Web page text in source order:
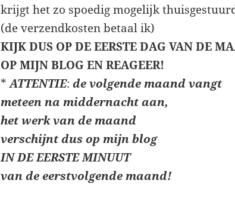
krijgt het zo spoedig mogelijk
(de verzendkosten betaal ik)
KIJK DUS OP DE EERSTE DAG VAN DE
OP MIJN BLOG EN REAGEER!
*ATTENTIE:de volgende maand vangt
meteen na middernacht aan,
het werk van de maand
verschijnt dus op mijn blog
IN DE EERSTE MINUUT
van de eerstvolgende maand!